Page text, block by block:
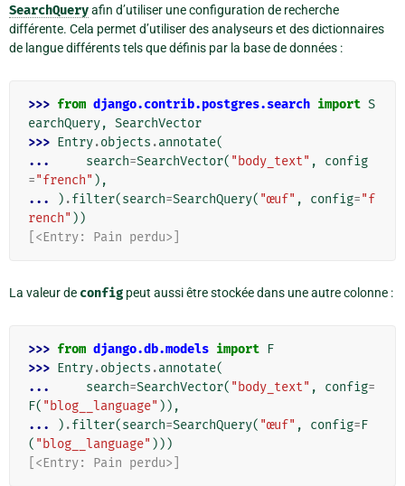
SearchQueryafin d’utiliser une configuration de recherche
différente. Cela permet d’utiliser des analyseurs et des dictionnaires
de langue différents tels que définis par la base de données :
>>> from django.contrib.postgres.search import S
earchQuery, SearchVector
>>> Entry.objects .annotate(
...
search=SearchVector( "body_text" ,
config
="french" ),
...
) .filter(search=SearchQuery( "œuf" , config="f
rench" ))
[<Entry: Pain perdu>]
La valeur de config peut aussi être stockée dans une autre colonne :
>>> from django.db.models import F
>>> Entry.objects .annotate(
...
search=SearchVector( "body_text" , config=
F( "blog__language" )),
...
) .filter(search=SearchQuery( "œuf" , config=F
( "blog__language" )))
[<Entry: Pain perdu>]